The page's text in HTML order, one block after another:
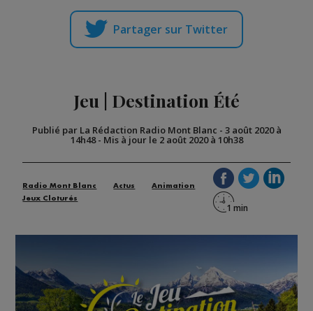
Partager sur Twitter
Jeu | Destination Été
Publié par La Rédaction Radio Mont Blanc - 3 août 2020 à
14h48- Mis à jour le 2 août 2020 à 10h38
Radio Mont Blanc Actus
Animation
Jeux Cloturés